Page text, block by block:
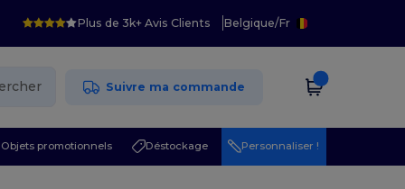
Plus de 3k+ Avis Clients Belgique/Fr
Suivre ma commande
Objets promotionnels Déstockage Personnaliser !